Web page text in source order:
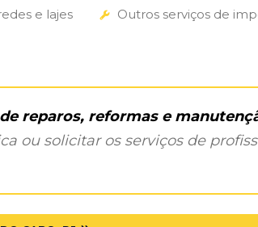
e lajes
Outros serviços de
reparos, reformas e
ou solicitar os serviços de